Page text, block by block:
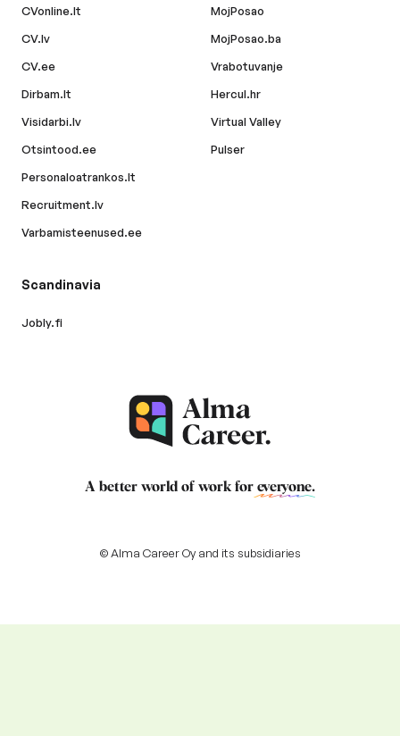
CVonline.lt
CV.lv
CV.ee
Dirbam.lt
Visidarbi.lv
Otsintood.ee
Personaloatrankos.lt
Recruitment.lv
Varbamisteenused.ee
MojPosao
MojPosao.ba
Vrabotuvanje
Hercul.hr
Virtual Valley
Pulser
Scandinavia
Jobly.fi
A better world of work for everyone.
© Alma Career Oy and its subsidiaries